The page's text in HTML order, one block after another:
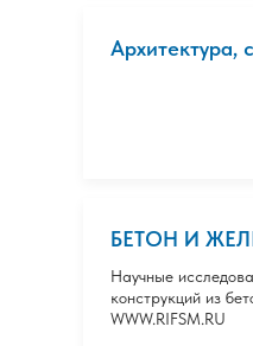
Архитектура,
БЕТОН И
Научные
конструкций из
WWW.RIFSM.RU